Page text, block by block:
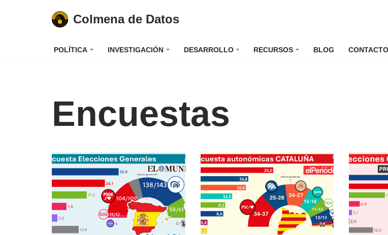
Colmena de Datos
POLÍTICA INVESTIGACIÓN DESARROLLO RECURSOS BLOG CONTACTO
Encuestas